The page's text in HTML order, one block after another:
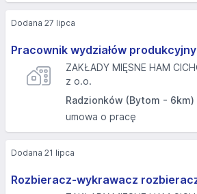
Pracownik wydziałów
ZAKŁADY MIĘSNE HAM
z o.o.
Radzionków (Bytom - 6km)
umowa o pracę
Dodana 27 lipca
Rozbieracz-wykrawacz
Dodana 21 lipca